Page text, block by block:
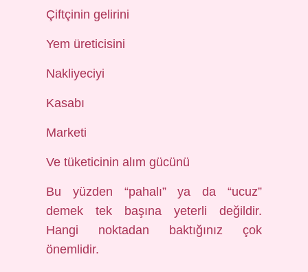
Çiftçinin gelirini
Yem üreticisini
Nakliyeciyi
Kasabı
Marketi
Ve tüketicinin alım gücünü
Bu yüzden “pahalı” ya da “ucuz”
demek tek başına yeterli değildir.
Hangi noktadan baktığınız çok
önemlidir.